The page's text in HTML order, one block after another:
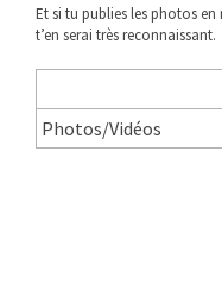
Et si tu publies les photos
t’en serai très reconnaissant.